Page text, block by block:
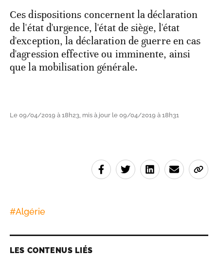
Ces dispositions concernent la déclaration
de l'état d'urgence, l'état de siège, l'état
d'exception, la déclaration de guerre en cas
d'agression effective ou imminente, ainsi
que la mobilisation générale.
Le 09/04/2019 à 18h23, mis à jour le 09/04/2019 à 18h31
#Algérie
LES CONTENUS LIÉS